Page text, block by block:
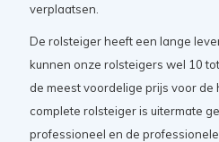
verplaatsen.
De rolsteiger heeft een lange
kunnen onze rolsteigers wel 10
de meest voordelige prijs voor de
complete rolsteiger is uitermate
professioneel en de professionele